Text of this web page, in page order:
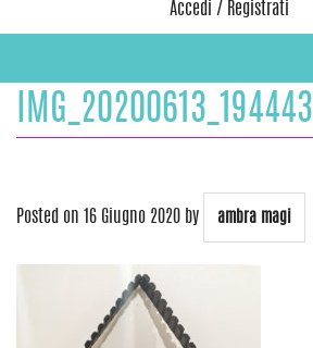
Accedi / Registrati
CAPPELLI INVERNALI DONNA
IMG_20200613_194443
Posted on 16 Giugno 2020 by ambra magi